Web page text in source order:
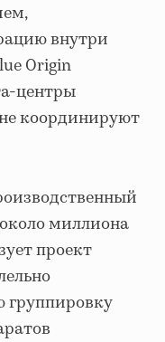
внутри
Origin
центры
координируют
миллиона
проект
группировку